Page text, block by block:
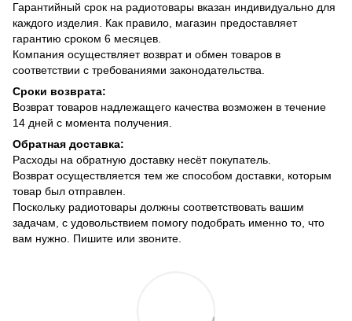
Гарантийный срок на радиотовары вказан индивидуально для
каждого изделия. Как правило, магазин предоставляет
гарантию сроком 6 месяцев.
Компания осуществляет возврат и обмен товаров в
соответствии с требованиями законодательства.
Сроки возврата:
Возврат товаров надлежащего качества возможен в течение
14 дней с момента получения.
Обратная доставка:
Расходы на обратную доставку несёт покупатель.
Возврат осуществляется тем же способом доставки, которым
товар был отправлен.
Поскольку радиотовары должны соответствовать вашим
задачам, с удовольствием помогу подобрать именно то, что
вам нужно. Пишите или звоните.